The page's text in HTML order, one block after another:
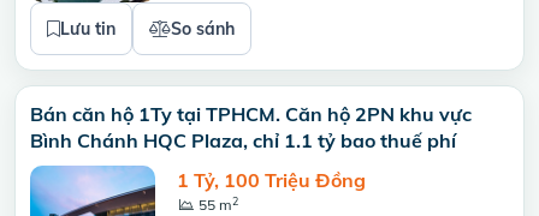
Lưu tin So sánh
Bán căn hộ 1Ty tại TPHCM. Căn hộ 2PN khu vực
Bình Chánh HQC Plaza, chỉ 1.1 tỷ bao thuế phí
1 Tỷ, 100 Triệu Đồng
55 m2